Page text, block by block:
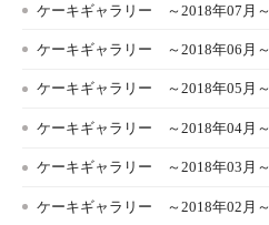
ケーキギャラリー ～2018年07月～
ケーキギャラリー ～2018年06月～
ケーキギャラリー ～2018年05月～
ケーキギャラリー ～2018年04月～
ケーキギャラリー ～2018年03月～
ケーキギャラリー ～2018年02月～